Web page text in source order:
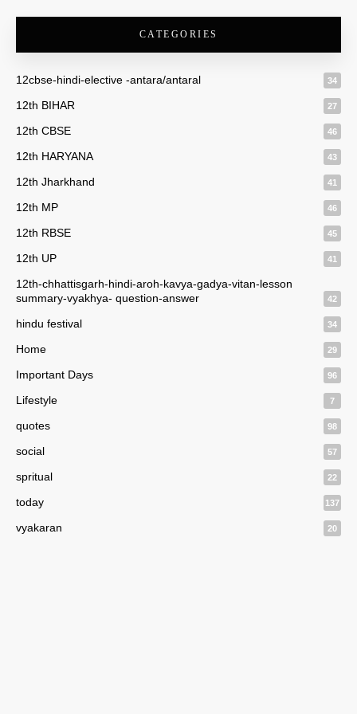
CATEGORIES
12cbse-hindi-elective -antara/antaral 34
12th BIHAR 27
12th CBSE 46
12th HARYANA 43
12th Jharkhand 41
12th MP 46
12th RBSE 45
12th UP 41
12th-chhattisgarh-hindi-aroh-kavya-gadya-vitan-lesson
summary-vyakhya- question-answer
42
hindu festival 34
Home 29
Important Days 96
Lifestyle 7
quotes 98
social 57
spritual 22
today 137
vyakaran 20